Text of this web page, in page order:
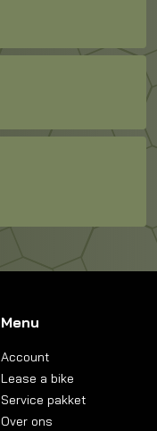
Menu
Account
Lease a bike
Service pakket
Over ons